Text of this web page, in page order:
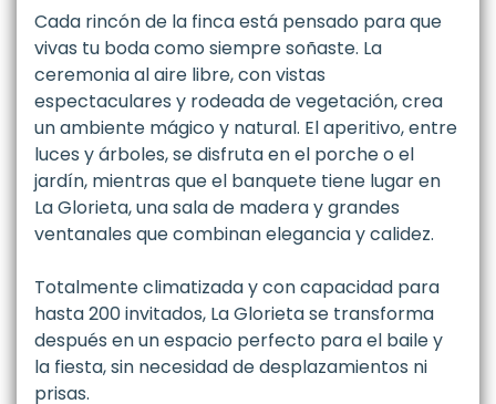
Cada rincón de la finca está pensado para que
vivas tu boda como siempre soñaste. La
ceremonia al aire libre, con vistas
espectaculares y rodeada de vegetación, crea
un ambiente mágico y natural. El aperitivo, entre
luces y árboles, se disfruta en el porche o el
jardín, mientras que el banquete tiene lugar en
La Glorieta, una sala de madera y grandes
ventanales que combinan elegancia y calidez.
Totalmente climatizada y con capacidad para
hasta 200 invitados, La Glorieta se transforma
después en un espacio perfecto para el baile y
la fiesta, sin necesidad de desplazamientos ni
prisas.